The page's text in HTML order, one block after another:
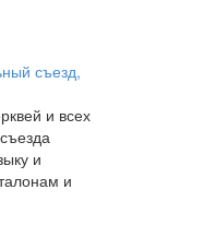
съезд,
и всех
и
и